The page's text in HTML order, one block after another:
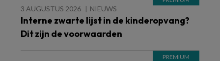
3 AUGUSTUS 2026 NIEUWS
Interne zwarte lijst in de kinderopvang?
Dit zijn de voorwaarden